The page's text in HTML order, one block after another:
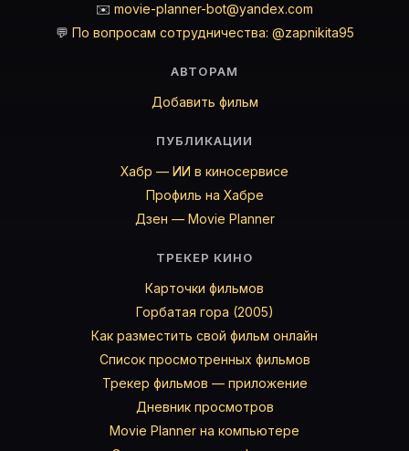
✉️ movie-planner-bot@yandex.com
💬 По вопросам сотрудничества: @zapnikita95
АВТОРАМ
Добавить фильм
ПУБЛИКАЦИИ
Хабр — ИИ в киносервисе
Профиль на Хабре
Дзен — Movie Planner
ТРЕКЕР КИНО
Карточки фильмов
Горбатая гора (2005)
Как разместить свой фильм онлайн
Список просмотренных фильмов
Трекер фильмов — приложение
Дневник просмотров
Movie Planner на компьютере